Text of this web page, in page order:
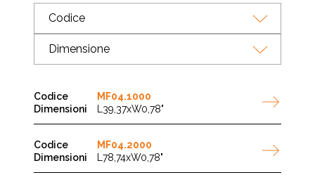
MF04.1000
L39,37xW0,78"
MF04.2000
L78,74xW0,78"
Codice
Dimensione